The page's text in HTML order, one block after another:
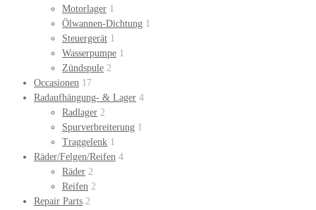
Motorlager 1
Ölwannen-Dichtung 1
Steuergerät 1
Wasserpumpe 1
Zündspule 2
Occasionen 17
Radaufhängung- & Lager 4
Radlager 2
Spurverbreiterung 1
Traggelenk 1
Räder/Felgen/Reifen 4
Räder 2
Reifen 2
Repair Parts 2